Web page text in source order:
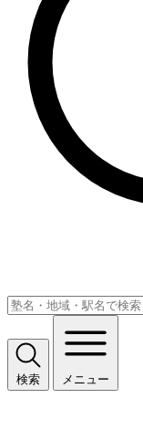
検索 メニュー